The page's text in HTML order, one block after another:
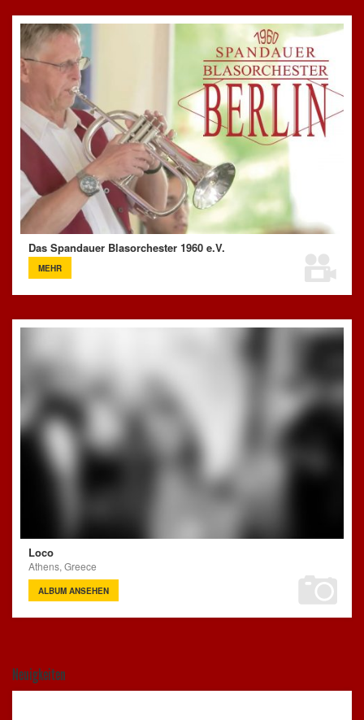
Das Spandauer Blasorchester 1960 e.V.
MEHR
Loco
Athens, Greece
ALBUM ANSEHEN
Neuigkeiten